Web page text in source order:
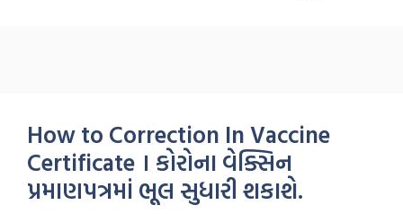
How to Correction In Vaccine
Certificate । કોરોના વેક્સિન
પ્રમાણપત્રમાં ભૂલ સુધારી શકાશે.